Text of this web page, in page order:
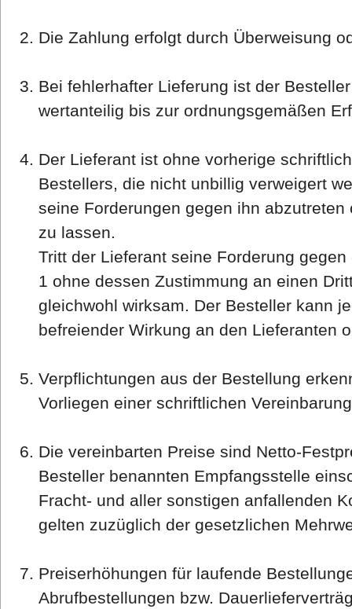
Die Zahlung erfolgt durch Überweisung
Bei fehlerhafter Lieferung ist der
wertanteilig bis zur ordnungsgemäßen
Der Lieferant ist ohne vorherige
Bestellers, die nicht unbillig verweigert
seine Forderungen gegen ihn
zu lassen.
Tritt der Lieferant seine Forderung
1 ohne dessen Zustimmung an einen
gleichwohl wirksam. Der Besteller kann
befreiender Wirkung an den Lieferanten
Verpflichtungen aus der Bestellung
Vorliegen einer schriftlichen
Die vereinbarten Preise sind Netto-
Besteller benannten Empfangsstelle
Fracht- und aller sonstigen anfallenden
gelten zuzüglich der gesetzlichen
Preiserhöhungen für laufende
Abrufbestellungen bzw.